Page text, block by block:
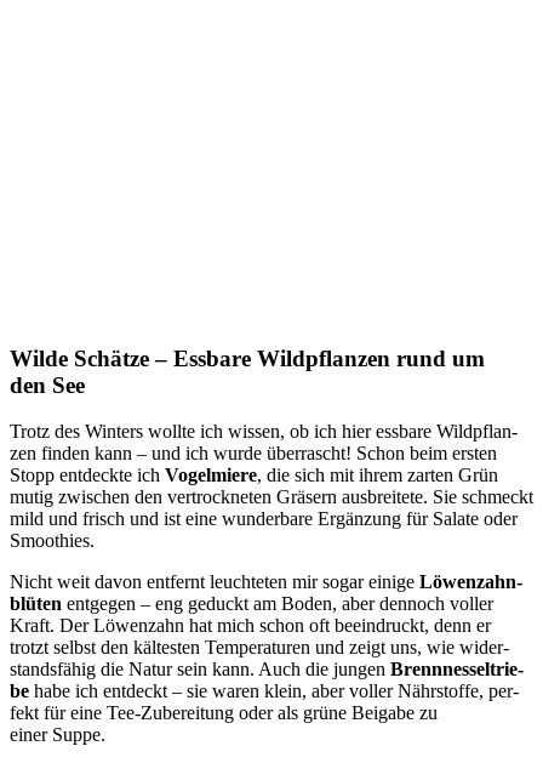
Wilde Schätze – Essbare Wildpflanzen rund um
den See
Trotz des Win­ters woll­te ich wis­sen, ob ich hier ess­ba­re Wild­pflan­
zen fin­den kann – und ich wur­de über­rascht! Schon beim ers­ten
Stopp ent­deck­te ich Vogel­mie­re, die sich mit ihrem zar­ten Grün
mutig zwi­schen den ver­trock­ne­ten Grä­sern aus­brei­te­te. Sie schmeckt
mild und frisch und ist eine wun­der­ba­re Ergän­zung für Sala­te oder
Smoothies.
Nicht weit davon ent­fernt leuch­te­ten mir sogar eini­ge Löwen­zahn­
blü­ten ent­ge­gen – eng geduckt am Boden, aber den­noch vol­ler
Kraft. Der Löwen­zahn hat mich schon oft beein­druckt, denn er
trotzt selbst den käl­tes­ten Tem­pe­ra­tu­ren und zeigt uns, wie wider­
stands­fä­hig die Natur sein kann. Auch die jun­gen Brenn­nes­sel­trie­
be habe ich ent­deckt – sie waren klein, aber vol­ler Nähr­stof­fe, per­
fekt für eine Tee-Zube­rei­tung oder als grü­ne Bei­ga­be zu
einer Suppe.